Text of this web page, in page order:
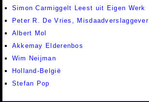
Simon Carmiggelt Leest uit Eigen Werk
Peter R. De Vries, Misdaadverslaggever
Albert Mol
Akkemay Elderenbos
Wim Neijman
Holland-België
Stefan Pop